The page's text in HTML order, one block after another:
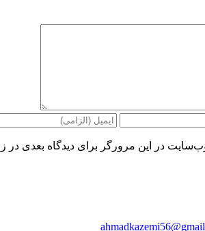
وب‌سایت در این مرورگر برای دیدگاه بعدی در